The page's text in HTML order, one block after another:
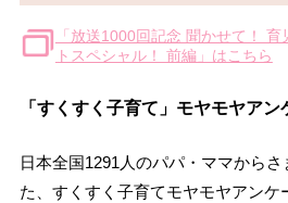
「放送1000回記念 聞かせて！
トスペシャル！ 前編」はこちら
「すくすく子育て」モヤモヤアン
日本全国1291人のパパ・ママから
た、すくすく子育てモヤモヤアンケ